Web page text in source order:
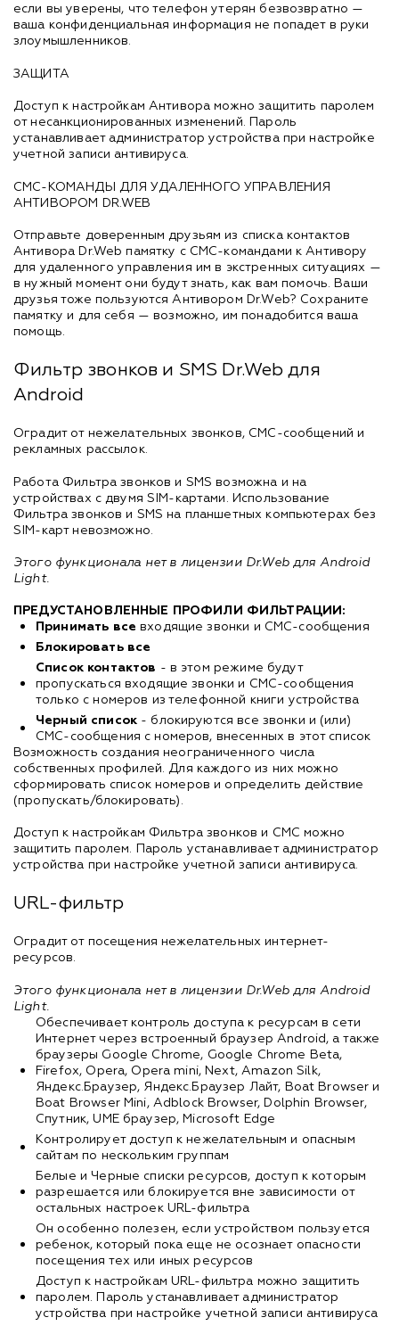
если вы уверены, что телефон утерян безвозвратно —
ваша конфиденциальная информация не попадет в руки
злоумышленников.
ЗАЩИТА
Доступ к настройкам Антивора можно защитить паролем
от несанкционированных изменений. Пароль
устанавливает администратор устройства при настройке
учетной записи антивируса.
СМС-КОМАНДЫ ДЛЯ УДАЛЕННОГО УПРАВЛЕНИЯ
АНТИВОРОМ DR.WEB
Отправьте доверенным друзьям из списка контактов
Антивора Dr.Web памятку с СМС-командами к Антивору
для удаленного управления им в экстренных ситуациях —
в нужный момент они будут знать, как вам помочь. Ваши
друзья тоже пользуются Антивором Dr.Web? Сохраните
памятку и для себя — возможно, им понадобится ваша
помощь.
Фильтр звонков и SMS Dr.Web для
Android
Оградит от нежелательных звонков, СМС-сообщений и
рекламных рассылок.
Работа Фильтра звонков и SMS возможна и на
устройствах с двумя SIM-картами. Использование
Фильтра звонков и SMS на планшетных компьютерах без
SIM-карт невозможно.
Этого функционала нет в лицензии Dr.Web для Android
Light.
ПРЕДУСТАНОВЛЕННЫЕ ПРОФИЛИ ФИЛЬТРАЦИИ:
Принимать все входящие звонки и СМС-сообщения
Блокировать все
Список контактов - в этом режиме будут
пропускаться входящие звонки и СМС-сообщения
только с номеров из телефонной книги устройства
Черный список- блокируются все звонки и (или)
СМС-сообщения с номеров, внесенных в этот список
Возможность создания неограниченного числа
собственных профилей. Для каждого из них можно
сформировать список номеров и определить действие
(пропускать/блокировать).
Доступ к настройкам Фильтра звонков и СМС можно
защитить паролем. Пароль устанавливает администратор
устройства при настройке учетной записи антивируса.
URL-фильтр
Оградит от посещения нежелательных интернет-
ресурсов.
Этого функционала нет в лицензии Dr.Web для Android
Light.
Обеспечивает контроль доступа к ресурсам в сети
Интернет через встроенный браузер Android, а также
браузеры Google Chrome, Google Chrome Beta,
Firefox, Opera, Opera mini, Next, Amazon Silk,
Яндекс.Браузер, Яндекс.Браузер Лайт, Boat Browser и
Boat Browser Mini, Adblock Browser, Dolphin Browser,
Спутник, UME браузер, Microsoft Edge
Контролирует доступ к нежелательным и опасным
сайтам по нескольким группам
Белые и Черные списки ресурсов, доступ к которым
разрешается или блокируется вне зависимости от
остальных настроек URL-фильтра
Он особенно полезен, если устройством пользуется
ребенок, который пока еще не осознает опасности
посещения тех или иных ресурсов
Доступ к настройкам URL-фильтра можно защитить
паролем. Пароль устанавливает администратор
устройства при настройке учетной записи антивируса